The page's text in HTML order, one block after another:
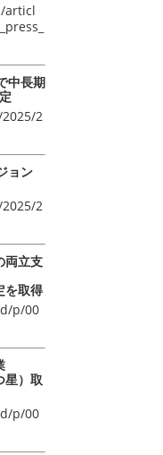
articl
中長期
2
ョン
2
両立支
を取得
p/00
星）取
p/00